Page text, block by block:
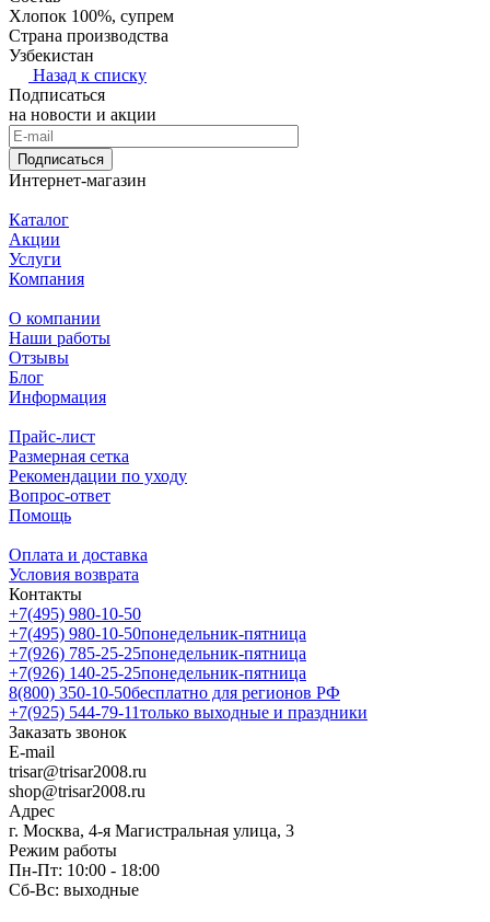
Хлопок 100%, супрем
Страна производства
Узбекистан
Назад к списку
Подписаться
на новости и акции
Подписаться
Интернет-магазин
Каталог
Акции
Услуги
Компания
О компании
Наши работы
Отзывы
Блог
Информация
Прайс-лист
Размерная сетка
Рекомендации по уходу
Вопрос-ответ
Помощь
Оплата и доставка
Условия возврата
Контакты
+7(495) 980-10-50
+7(495) 980-10-50понедельник-пятница
+7(926) 785-25-25понедельник-пятница
+7(926) 140-25-25понедельник-пятница
8(800) 350-10-50бесплатно для регионов РФ
+7(925) 544-79-11только выходные и праздники
Заказать звонок
E-mail
trisar@trisar2008.ru
shop@trisar2008.ru
Адрес
г. Москва, 4-я Магистральная улица, 3
Режим работы
Пн-Пт: 10:00 - 18:00
Сб-Вс: выходные